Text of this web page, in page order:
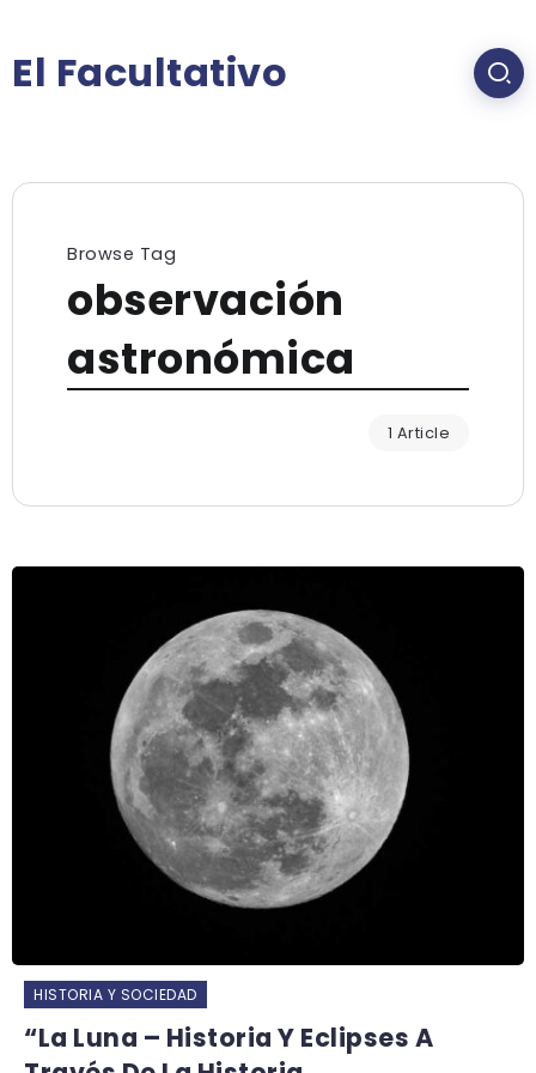
El Facultativo
Browse Tag
observación
astronómica
1 Article
HISTORIA Y SOCIEDAD
“La Luna – Historia Y Eclipses A